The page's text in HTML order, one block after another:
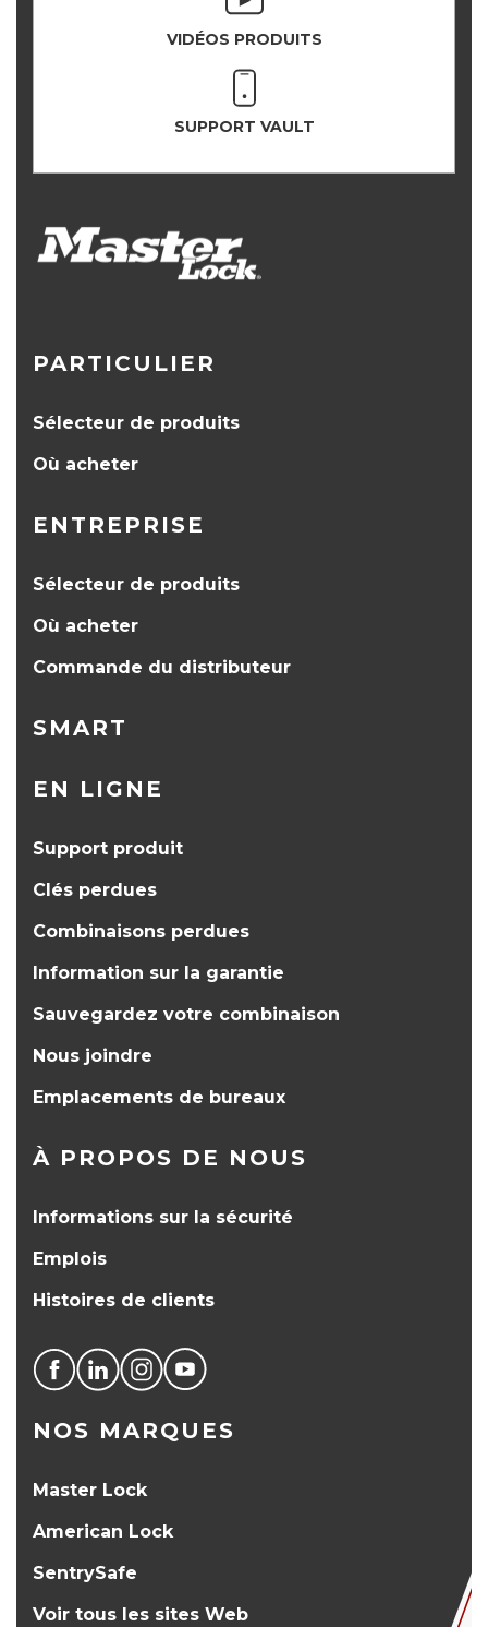
VIDÉOS PRODUITS
SUPPORT VAULT
PARTICULIER
Sélecteur de produits
Où acheter
ENTREPRISE
Sélecteur de produits
Où acheter
Commande du distributeur
SMART
EN LIGNE
Support produit
Clés perdues
Combinaisons perdues
Information sur la garantie
Sauvegardez votre combinaison
Nous joindre
Emplacements de bureaux
À PROPOS DE NOUS
Informations sur la sécurité
Emplois
Histoires de clients
NOS MARQUES
Master Lock
American Lock
SentrySafe
Voir tous les sites Web